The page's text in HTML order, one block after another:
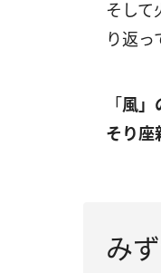
そして
り返
「風」
そり座
み